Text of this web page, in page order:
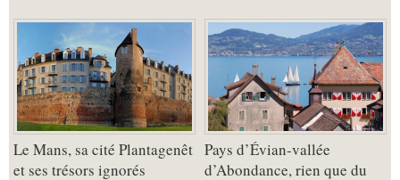
Le Mans, sa cité Plantagenêt
et ses trésors ignorés
Pays d’Évian-vallée
d’Abondance, rien que du